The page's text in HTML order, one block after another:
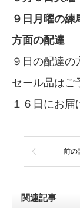
９日月曜の
方面の配
９日の配達
セール品はご
１６日にお届
前の
関連記事